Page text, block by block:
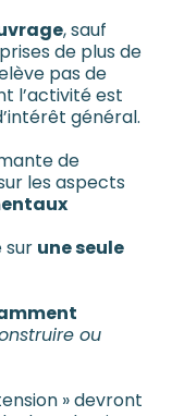
, sauf
de plus de
pas de
l’activité est
général.
de
les aspects
sur une seule
ou
» devront